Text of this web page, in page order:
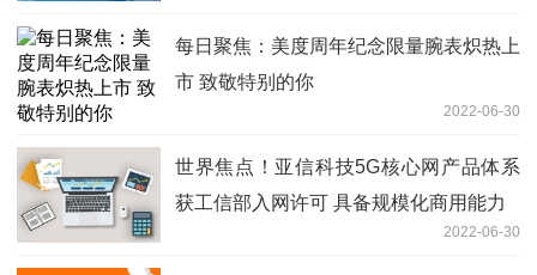
每日聚焦：美度周年纪念限量腕表炽热上
市 致敬特别的你
2022-06-30
世界焦点！亚信科技5G核心网产品体系
获工信部入网许可 具备规模化商用能力
2022-06-30